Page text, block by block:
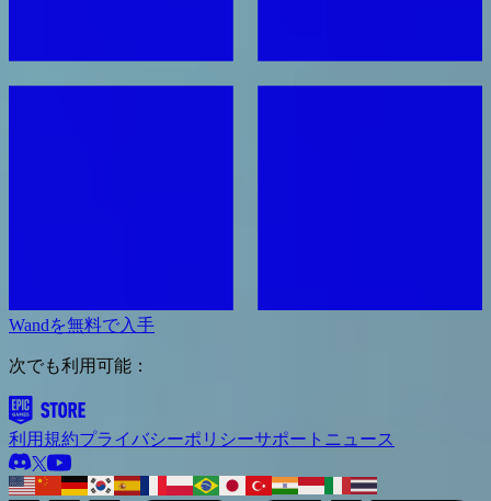
Wandを無料で入手
次でも利用可能：
利用規約プライバシーポリシーサポート ニュース